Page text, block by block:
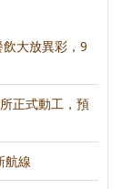
飲大放異彩，9
正式動工，預
航線